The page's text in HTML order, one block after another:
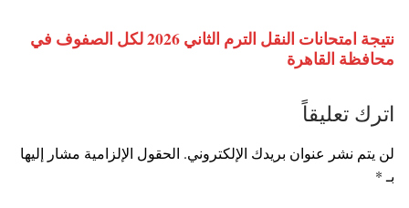
نتيجة امتحانات النقل الترم الثاني 2026 لكل الصفوف في
محافظة القاهرة
اترك تعليقاً
لن يتم نشر عنوان بريدك الإلكتروني. الحقول الإلزامية مشار إليها
بـ*